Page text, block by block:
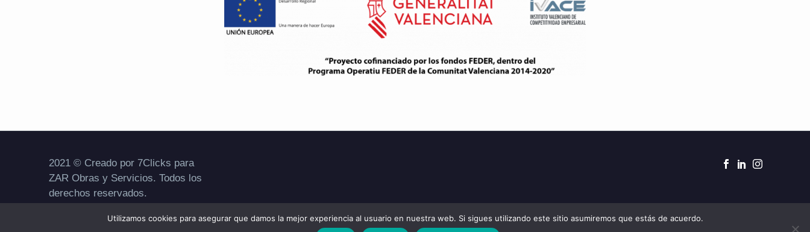
2021 © Creado por 7Clicks para
ZAR Obras y Servicios. Todos los
derechos reservados.
Política de cookiesUtilizamos cookies para asegurar que damos la mejor experiencia al usuario en nuestra web. Si sigues utilizando este sitio asumiremos que estás de acuerdo.